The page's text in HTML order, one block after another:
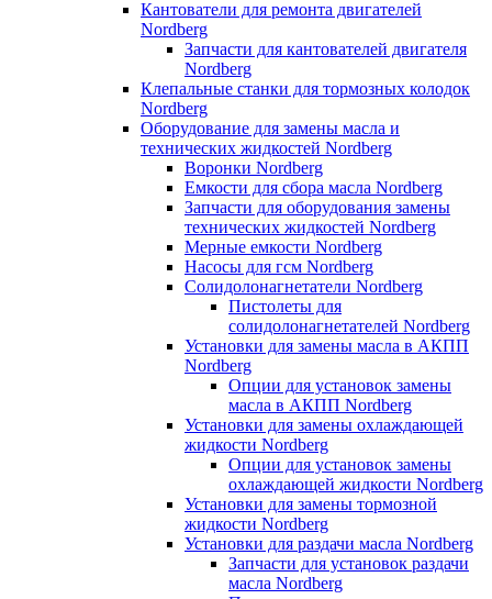
Кантователи для ремонта двигателей
Nordberg
Запчасти для кантователей двигателя
Nordberg
Клепальные станки для тормозных колодок
Nordberg
Оборудование для замены масла и
технических жидкостей Nordberg
Воронки Nordberg
Емкости для сбора масла Nordberg
Запчасти для оборудования замены
технических жидкостей Nordberg
Мерные емкости Nordberg
Насосы для гсм Nordberg
Солидолонагнетатели Nordberg
Пистолеты для
солидолонагнетателей Nordberg
Установки для замены масла в АКПП
Nordberg
Опции для установок замены
масла в АКПП Nordberg
Установки для замены охлаждающей
жидкости Nordberg
Опции для установок замены
охлаждающей жидкости Nordberg
Установки для замены тормозной
жидкости Nordberg
Установки для раздачи масла Nordberg
Запчасти для установок раздачи
масла Nordberg